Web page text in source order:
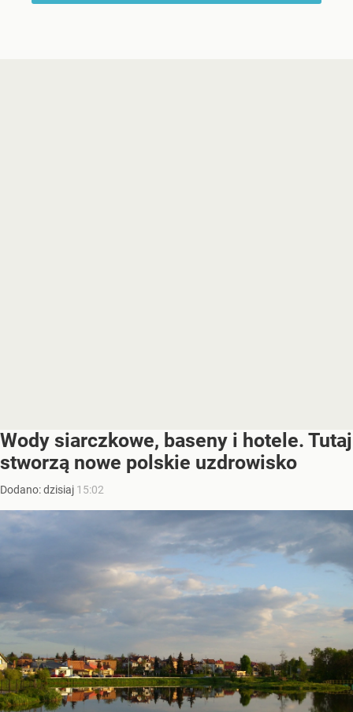
Wody siarczkowe, baseny i hotele. Tutaj
stworzą nowe polskie uzdrowisko
Dodano:dzisiaj 15:02